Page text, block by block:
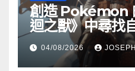
創造 Pokémon
迴之獸》中尋找
04/08/2026